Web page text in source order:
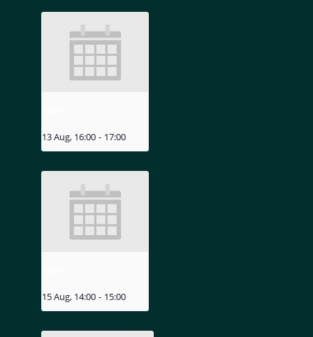
13 Aug, 16:00 - 17:00
15 Aug, 14:00 - 15:00